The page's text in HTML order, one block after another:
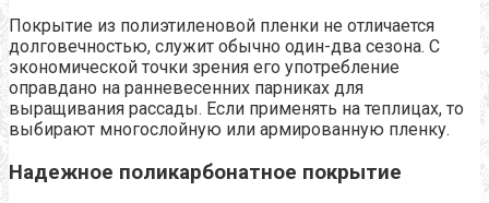
Покрытие из полиэтиленовой пленки не отличается
долговечностью, служит обычно один-два сезона. С
экономической точки зрения его употребление
оправдано на ранневесенних парниках для
выращивания рассады. Если применять на теплицах, то
выбирают многослойную или армированную пленку.
Надежное поликарбонатное покрытие